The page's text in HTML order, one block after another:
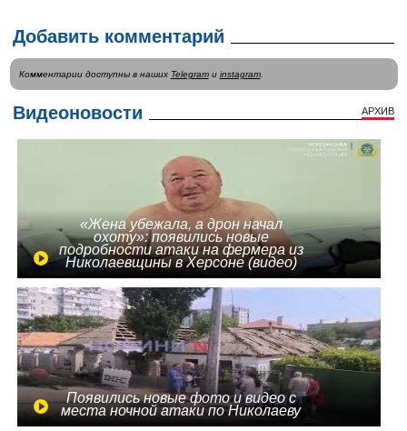
Добавить комментарий
Комментарии доступны в наших Telegramи instagram.
Видеоновости АРХИВ
«Жена убежала, а дрон начал
охоту»: появились новые
подробности атаки на фермера из
Николаевщины в Херсоне (видео)
Появились новые фото и видео с
места ночной атаки по Николаеву